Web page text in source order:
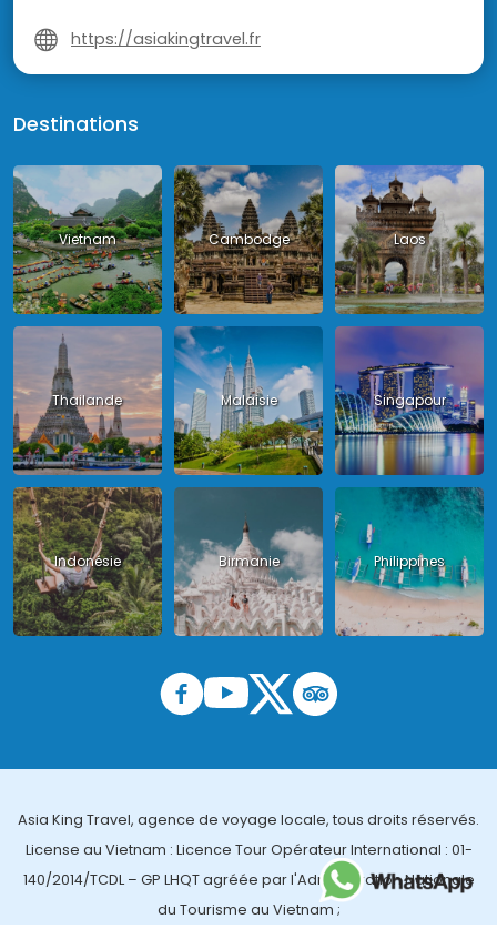
https://asiakingtravel.fr
Destinations
Vietnam Cambodge Laos
Thailande Malaisie Singapour
Indonésie Birmanie Philippines
Asia King Travel, agence de voyage locale, tous droits réservés.
License au Vietnam : Licence Tour Opérateur International : 01-
140/2014/TCDL – GP LHQT agréée par l'Administration Nationale
du Tourisme au Vietnam ;